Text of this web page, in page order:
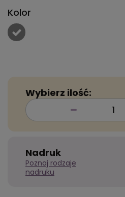
Kolor
Wybierz ilość:
Nadruk
Poznaj rodzaje
nadruku